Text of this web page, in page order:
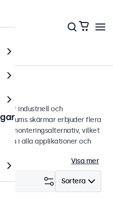
för industriell och
17 tums skärmar erbjuder flera
monteringsalternativ, vilket
i alla applikationer och
Visa mer
Sortera